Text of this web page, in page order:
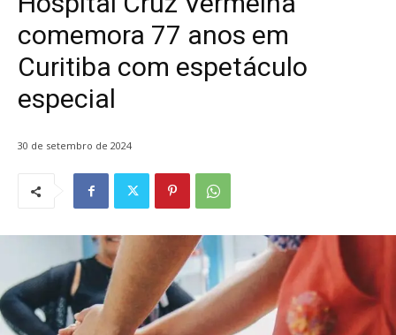
comemora 77 anos em
Curitiba com espetáculo
especial
30 de setembro de 2024